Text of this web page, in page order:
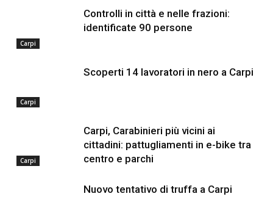
Carpi
Controlli in città e nelle frazioni:
identificate 90 persone
Carpi
Scoperti 14 lavoratori in nero a Carpi
Carpi
Carpi, Carabinieri più vicini ai
cittadini: pattugliamenti in e-bike tra
centro e parchi
Nuovo tentativo di truffa a Carpi